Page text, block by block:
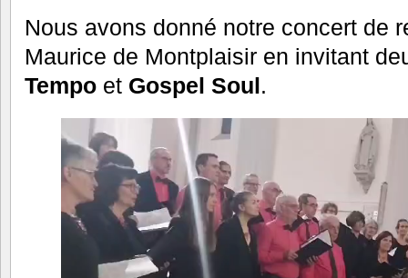
Nous avons donné notre concert de
Maurice de Montplaisir en invitant
Tempo et Gospel Soul.